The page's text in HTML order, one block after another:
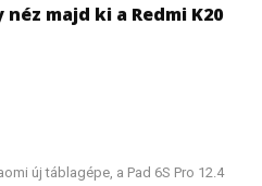
majd ki a Redmi K20
új táblagépe, a Pad 6S Pro 12.4